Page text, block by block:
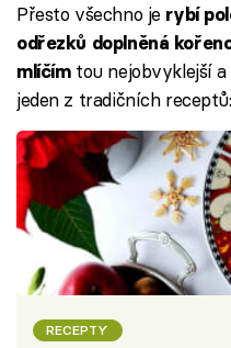
Přesto všechno je rybí
odřezků doplněná
mlíčímtou nejobvyklejší a
jeden z tradičních receptů:
RECEPTY